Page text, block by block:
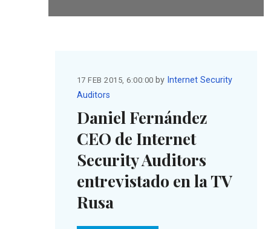
17 FEB 2015, 6:00:00 by Internet Security
Auditors
Daniel Fernández
CEO de Internet
Security Auditors
entrevistado en la TV
Rusa